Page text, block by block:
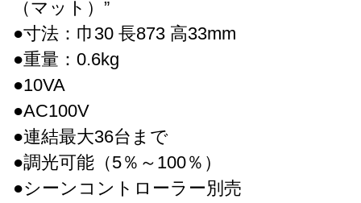
（マット）”
●寸法：巾30 長873 高33mm
●重量：0.6kg
●10VA
●AC100V
●連結最大36台まで
●調光可能（5％～100％）
●シーンコントローラー別売